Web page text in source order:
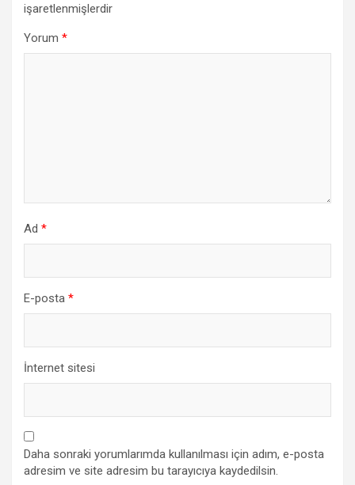
işaretlenmişlerdir
Yorum *
Ad *
E-posta *
İnternet sitesi
Daha sonraki yorumlarımda kullanılması için adım, e-posta
adresim ve site adresim bu tarayıcıya kaydedilsin.